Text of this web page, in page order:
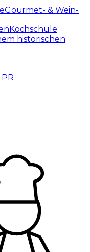
Gourmet- & Wein-
Kochschule
historischen